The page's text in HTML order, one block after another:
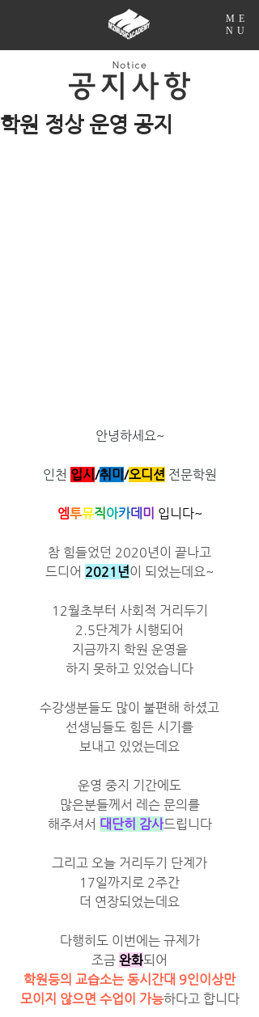
ME
NU
학원 정상 운영 공지
안녕하세요~
인천 입시 /취미 /​오디션 전문학원
엠투뮤직아카데 미 입니다~
참 힘들었던 2020년이 끝나고
드디어 2021년이 되었는데요~
12월초부터 사회적 거리두기
2.5단계가 시행되어
지금까지 학원 운영을
하지 못하고 있었습니다
수강생분들도 많이 불편해 하셨고
선생님들도 힘든 시기를
보내고 있었는데요
운영 중지 기간에도
많은분들께서 레슨 문의를
해주셔서 대단히 감사드립니다
그리고 오늘 거리두기 단계가
17일까지로 2주간
더 연장되었는데요
다행히도 이번에는 규제가
조금 완화되어
학원등의 교습소는 동시간대 9인이상만
모이지 않으면 수업이 가능하다고 합니다